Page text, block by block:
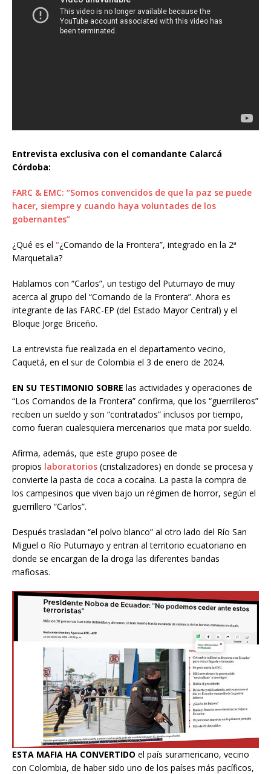
Entrevista exclusiva con el comandante Calarcá
Córdoba:
FARC & EMC: “Somos convencidos de que la paz se puede
hacer, siempre y cuando haya voluntades de los
gobernantes”
¿Qué es el “¿Comando de la Frontera”, integrado en la 2ª
Marquetalia?
Hablamos con “Carlos”, un testigo del Putumayo de muy
acerca al grupo del “Comando de la Frontera”. Ahora es
integrante de las FARC-EP (del Estado Mayor Central) y el
Bloque Jorge Briceño.
La entrevista fue realizada en el departamento vecino,
Caquetá, en el sur de Colombia el 3 de enero de 2024.
EN SU TESTIMONIO SOBRE las actividades y operaciones de
“Los Comandos de la Frontera” confirma, que los “guerrilleros”
reciben un sueldo y son “contratados” inclusos por tiempo,
como fueran cualesquiera mercenarios que mata por sueldo.
Afirma, además, que este grupo posee de
propios laboratorios (cristalizadores) en donde se procesa y
convierte la pasta de coca a cocaína. La pasta la compra de
los campesinos que viven bajo un régimen de horror, según el
guerrillero “Carlos”.
Después trasladan “el polvo blanco” al otro lado del Río San
Miguel o Río Putumayo y entran al territorio ecuatoriano en
donde se encargan de la droga las diferentes bandas
mafiosas.
ESTA MAFIA HA CONVERTIDO el país suramericano, vecino
con Colombia, de haber sido uno de los países más pacíficos,